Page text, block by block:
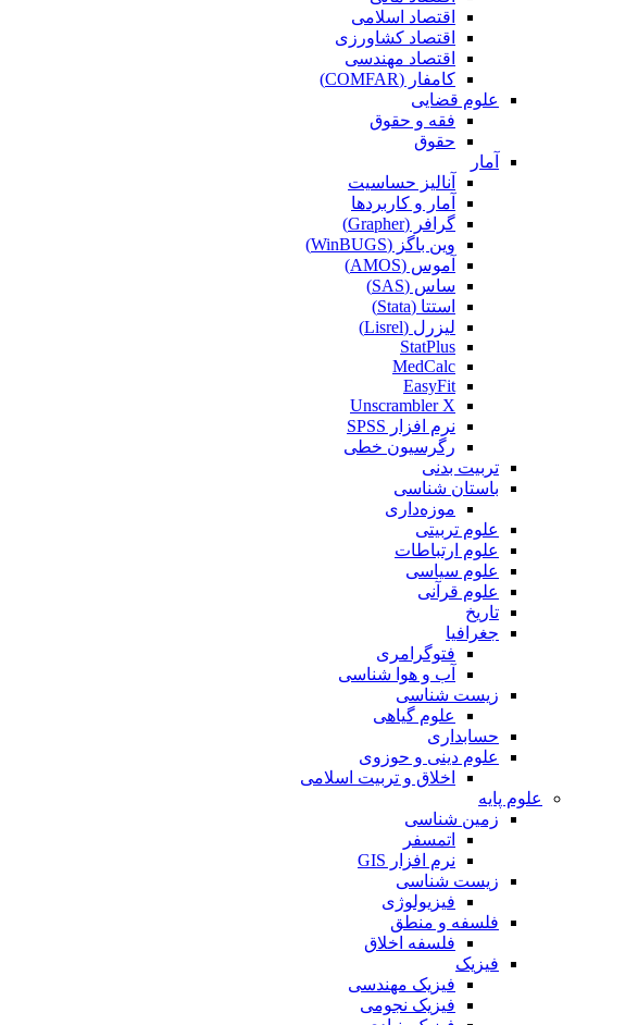
اقتصاد اسلامی
اقتصاد کشاورزی
اقتصاد مهندسی
کامفار (COMFAR)
علوم قضایی
فقه و حقوق
حقوق
آمار
آنالیز حساسیت
آمار و کاربردها
گرافر (Grapher)
وین باگز (WinBUGS)
آموس (AMOS)
ساس (SAS)
استتا (Stata)
لیزرل (Lisrel)
StatPlus
MedCalc
EasyFit
Unscrambler X
نرم افزار SPSS
رگرسیون خطی
تربیت بدنی
باستان شناسی
موزه‌داری
علوم تربیتی
علوم ارتباطات
علوم سیاسی
علوم قرآنی
تاریخ
جغرافیا
فتوگرامری
آب و هوا شناسی
زیست شناسی
علوم گیاهی
حسابداری
علوم دینی و حوزوی
اخلاق و تربیت اسلامی
علوم پایه
زمین شناسی
اتمسفر
نرم افزار GIS
زیست شناسی
فیزیولوژی
فلسفه و منطق
فلسفه اخلاق
فیزیک
فیزیک مهندسی
فیزیک نجومی